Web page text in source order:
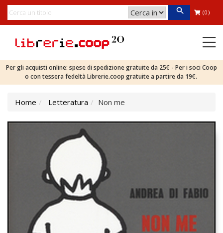
(0)
Per gli acquisti online: spese di spedizione gratuite da 25€ - Per i soci Coop
o con tessera fedeltà Librerie.coop gratuite a partire da 19€.
Home Letteratura Non me